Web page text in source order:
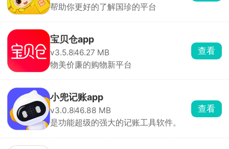
帮助你更好的了解国珍的平台
宝贝仓app
v3.5.846.27 MB
物美价廉的购物新平台
查看
小兜记账app
v3.0.846.88 MB
是功能超级的强大的记账工具软件。
查看